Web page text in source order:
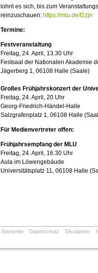
lohnt es sich, bis zum
reinzuschauen: https://mlu.de/f2zjn
Termine:
Festveranstaltung
Freitag, 24. April, 13.30 Uhr
Festsaal der Nationalen Akademie
Jägerberg 1, 06108 Halle (Saale)
Großes Frühjahrskonzert der
Freitag, 24. April, 20 Uhr
Georg-Friedrich-Händel-Halle
Salzgrafenplatz 1, 06108 Halle
Für Medienvertreter offen:
Frühjahrsempfang der MLU
Freitag, 24. April, 16.30 Uhr
Aula im Löwengebäude
Universitätsplatz 11, 06108 Halle
Startseite Datenschutz Disclaimer